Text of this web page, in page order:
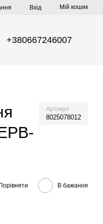
Вхід Мій кошик
+380667246007
Артикул
8025078012
В бажання